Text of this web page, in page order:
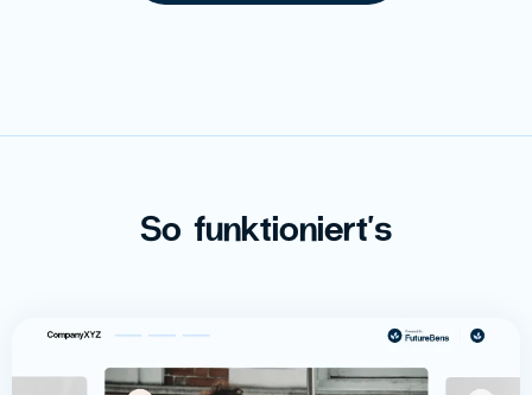
So funktioniert's